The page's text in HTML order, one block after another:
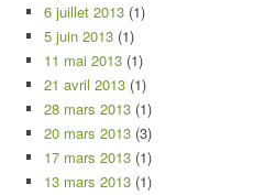
6 juillet 2013 (1)
5 juin 2013 (1)
11 mai 2013 (1)
21 avril 2013 (1)
28 mars 2013 (1)
20 mars 2013 (3)
17 mars 2013 (1)
13 mars 2013 (1)